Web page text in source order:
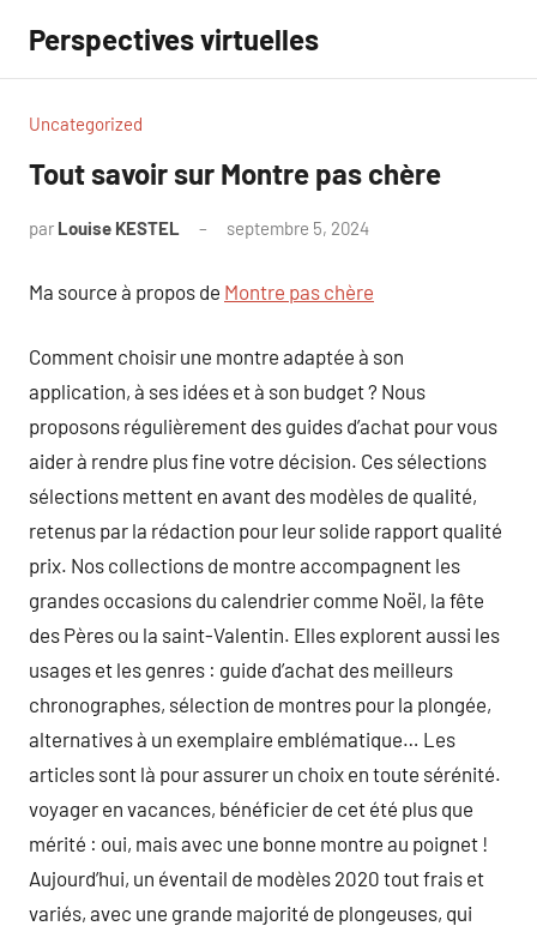
contenu
Perspectives virtuelles
Uncategorized
Tout savoir sur Montre pas chère
par Louise KESTEL septembre 5, 2024
Ma source à propos de Montre pas chère
Comment choisir une montre adaptée à son
application, à ses idées et à son budget ? Nous
proposons régulièrement des guides d’achat pour vous
aider à rendre plus fine votre décision. Ces sélections
sélections mettent en avant des modèles de qualité,
retenus par la rédaction pour leur solide rapport qualité
prix. Nos collections de montre accompagnent les
grandes occasions du calendrier comme Noël, la fête
des Pères ou la saint-Valentin. Elles explorent aussi les
usages et les genres : guide d’achat des meilleurs
chronographes, sélection de montres pour la plongée,
alternatives à un exemplaire emblématique… Les
articles sont là pour assurer un choix en toute sérénité.
voyager en vacances, bénéficier de cet été plus que
mérité : oui, mais avec une bonne montre au poignet !
Aujourd’hui, un éventail de modèles 2020 tout frais et
variés, avec une grande majorité de plongeuses, qui